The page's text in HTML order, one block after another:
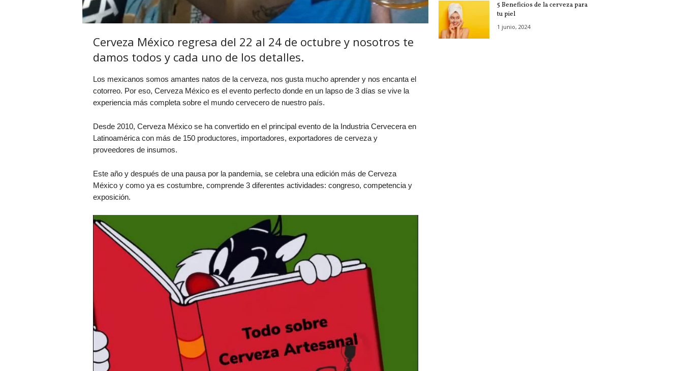
Cerveza México regresa del 22 al 24 de octubre y nosotros te
damos todos y cada uno de los detalles.
Los mexicanos somos amantes natos de la cerveza, nos gusta mucho aprender y nos encanta el
cotorreo. Por eso, Cerveza México es el evento perfecto donde en un lapso de 3 días se vive la
experiencia más completa sobre el mundo cervecero de nuestro país.
Desde 2010, Cerveza México se ha convertido en el principal evento de la Industria Cervecera en
Latinoamérica con más de 150 productores, importadores, exportadores de cerveza y
proveedores de insumos.
Este año y después de una pausa por la pandemia, se celebra una edición más de Cerveza
México y como ya es costumbre, comprende 3 diferentes actividades: congreso, competencia y
exposición.
5 Beneficios de la cerveza para
tu piel
1 junio, 2024